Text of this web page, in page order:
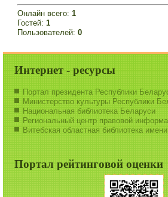
Онлайн всего:1
Гостей:1
Пользователей:0
Интернет - ресурсы
Портал президента Республики
Министерство культуры Республики
Национальная библиотека Беларуси
Региональный центр правовой
Витебская областная библиотека
Портал рейтинговой оценки